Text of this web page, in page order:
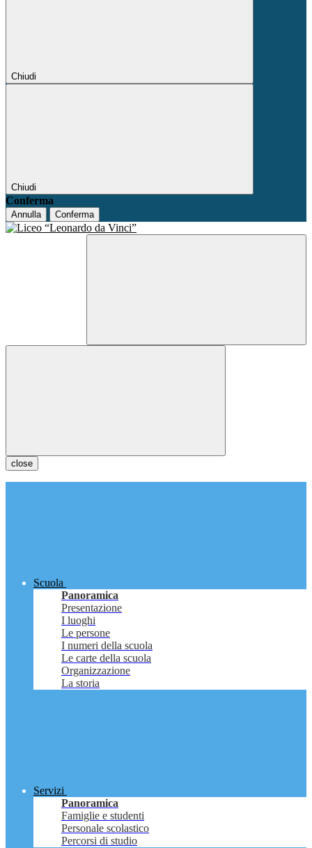
Chiudi
Chiudi
Conferma
Annulla Conferma
close
Scuola
Panoramica
Presentazione
I luoghi
Le persone
I numeri della scuola
Le carte della scuola
Organizzazione
La storia
Servizi
Panoramica
Famiglie e studenti
Personale scolastico
Percorsi di studio